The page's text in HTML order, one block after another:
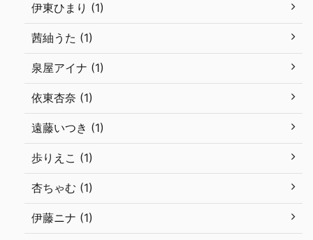
伊東ひまり (1)
茜紬うた (1)
泉屋アイナ (1)
依東杏奈 (1)
遠藤いつき (1)
歩りえこ (1)
杏ちゃむ (1)
伊藤ニナ (1)